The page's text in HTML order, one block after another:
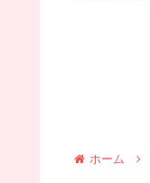
ホーム